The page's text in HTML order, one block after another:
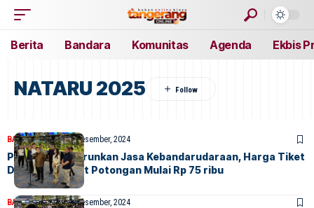
Berita Bandara Komunitas Agenda Ekbis
NATARU 2025
BANDARABERITA4 Desember, 2024
Pemerintah Turunkan Jasa Kebandarudaraan, Harga Tiket
Domestik Dapat Potongan Mulai Rp 75 ribu
BANDARABERITA4 Desember, 2024